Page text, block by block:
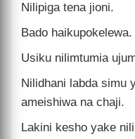
Nilipiga tena jioni.
Bado haikupokelewa.
Usiku nilimtumia
Nilidhani labda simu
ameishiwa na chaji.
Lakini kesho yake